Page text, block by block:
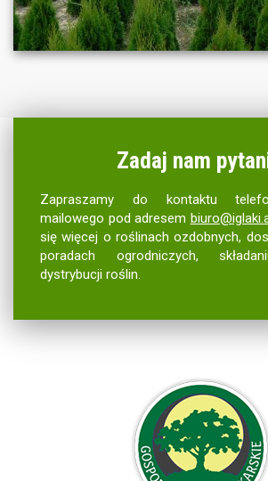
Zadaj nam
Zapraszamy do kontaktu
mailowego pod adresem
się więcej o roślinach ozdobnych,
poradach ogrodniczych,
dystrybucji roślin.